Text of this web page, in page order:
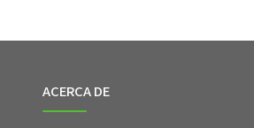
ACERCA DE